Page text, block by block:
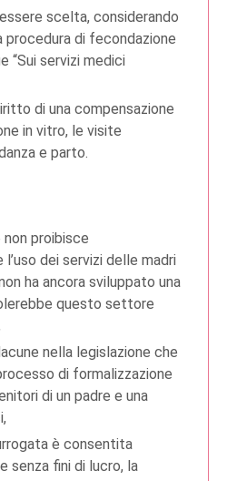
scelta, considerando
procedura di fecondazione
“Sui servizi medici
di una compensazione
in vitro, le visite
e parto.
non proibisce
dei servizi delle madri
ha ancora sviluppato una
questo settore
nella legislazione che
di formalizzazione
di un padre e una
è consentita
senza fini di lucro, la